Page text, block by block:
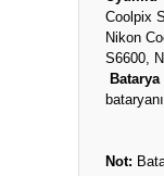
Coolpix
Nikon
S6600,
Batarya
Not: